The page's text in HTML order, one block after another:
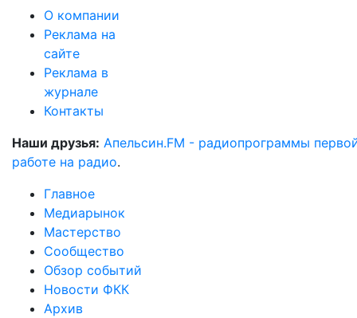
О компании
Реклама на
сайте
Реклама в
журнале
Контакты
Наши друзья: Апельсин.FM - радиопрограммы
работе на радио.
Главное
Медиарынок
Мастерство
Сообщество
Обзор событий
Новости ФКК
Архив